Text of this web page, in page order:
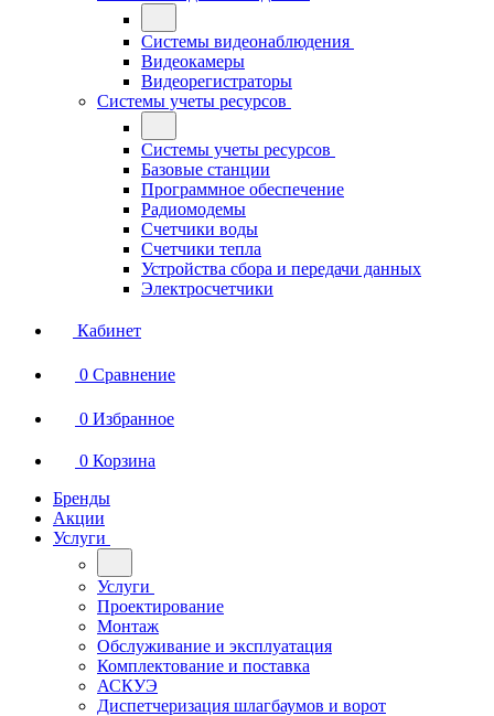
Системы видеонаблюдения
Видеокамеры
Видеорегистраторы
Системы учеты ресурсов
Системы учеты ресурсов
Базовые станции
Программное обеспечение
Радиомодемы
Счетчики воды
Счетчики тепла
Устройства сбора и передачи данных
Электросчетчики
Кабинет
0 Сравнение
0 Избранное
0 Корзина
Бренды
Акции
Услуги
Услуги
Проектирование
Монтаж
Обслуживание и эксплуатация
Комплектование и поставка
АСКУЭ
Диспетчеризация шлагбаумов и ворот